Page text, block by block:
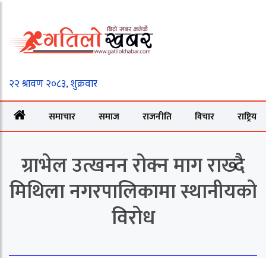
समाचार समाज राजनीति विचार राष्ट्रिय
ग्राभेल उत्खनन रोक्न माग राख्दै
मिथिला नगरपालिकामा स्थानीयको
विरोध